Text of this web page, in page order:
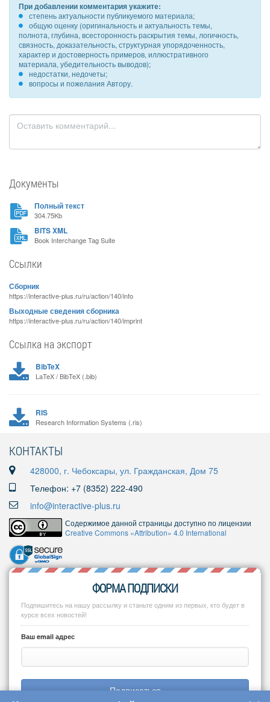
При добавлении комментария укажите:
степень актуальности публикуемого материала;
общую оценку (оригинальность и актуальность темы,
полнота, глубина, всесторонность раскрытия темы, логичность,
связность, доказательность, структурная упорядоченность,
характер и достоверность примеров, иллюстративного
материала, убедительность выводов);
недостатки, недочеты;
вопросы и пожелания Автору.
Документы
Полный текст
304.75Kb
BITS XML
Book Interchange Tag Suite
Ссылки
Сборник
https://interactive-plus.ru/ru/action/140/info
Выходные сведения сборника
https://interactive-plus.ru/ru/action/140/imprint
Ссылка на экспорт
BibTeX
LaTeX / BibTeX (.bib)
RIS
Research Information Systems (.ris)
КОНТАКТЫ
428000, г. Чебоксары, ул. Гражданская, Дом 75
Телефон: +7 (8352) 222-490
info@interactive-plus.ru
Содержимое данной страницы доступно по лицензии
Creative Commons «Attribution» 4.0 International
ФОРМА ПОДПИСКИ
Подпишитесь на нашу рассылку и станьте одним из первых, кто будет в
курсе всех новостей!
Ваш email адрес
Подписаться